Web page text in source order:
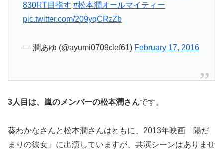
830RT目指す #松本潤オールマイティー
pic.twitter.com/209yqCRzZb
— 潤あゆ (@ayumi0709clef61) February 17, 2016
3人目は、嵐のメンバーの松本潤さんです。
葵わかなさんと松本潤さんはともに、2013年映画「陽だ
まりの彼女」に出演していますが、共演シーンはありませ